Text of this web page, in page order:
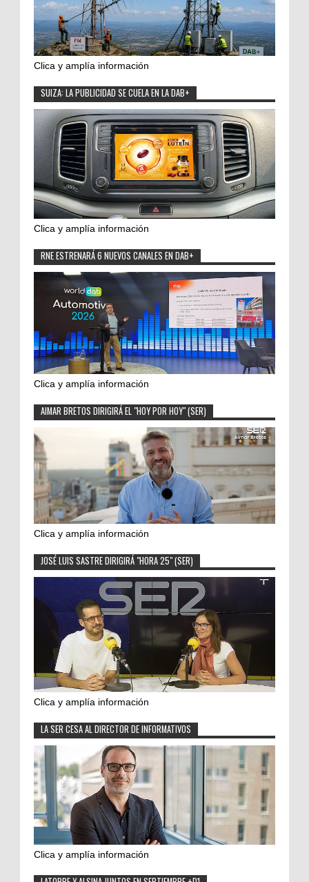
Clica y amplía información
SUIZA: LA PUBLICIDAD SE CUELA EN LA DAB+
Clica y amplía información
RNE ESTRENARÁ 6 NUEVOS CANALES EN DAB+
Clica y amplía información
AIMAR BRETOS DIRIGIRÁ EL "HOY POR HOY" (SER)
Clica y amplía información
JOSÉ LUIS SASTRE DIRIGIRÁ "HORA 25" (SER)
Clica y amplía información
LA SER CESA AL DIRECTOR DE INFORMATIVOS
Clica y amplía información